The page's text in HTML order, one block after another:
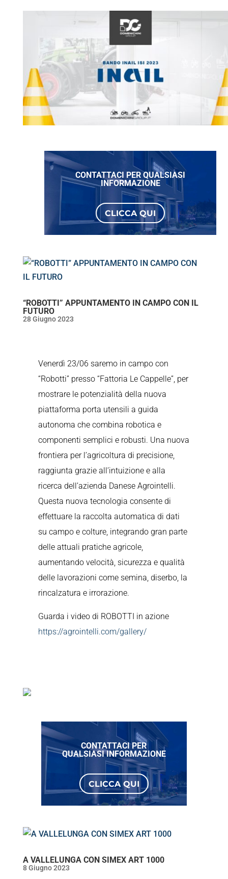
CONTATTACI PER QUALSIASI
INFORMAZIONE
CLICCA QUI
“ROBOTTI” APPUNTAMENTO IN CAMPO CON IL
FUTURO
28 Giugno 2023
Venerdì 23/06 saremo in campo con
“Robotti” presso “Fattoria Le Cappelle”, per
mostrare le potenzialità della nuova
piattaforma porta utensili a guida
autonoma che combina robotica e
componenti semplici e robusti. Una nuova
frontiera per l’agricoltura di precisione,
raggiunta grazie all’intuizione e alla
ricerca dell’azienda Danese Agrointelli.
Questa nuova tecnologia consente di
effettuare la raccolta automatica di dati
su campo e colture, integrando gran parte
delle attuali pratiche agricole,
aumentando velocità, sicurezza e qualità
delle lavorazioni come semina, diserbo, la
rincalzatura e irrorazione.
Guarda i video di ROBOTTI in azione
https://agrointelli.com/gallery/
CONTATTACI PER
QUALSIASI INFORMAZIONE
CLICCA QUI
A VALLELUNGA CON SIMEX ART 1000
8 Giugno 2023